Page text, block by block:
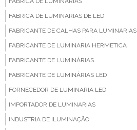
FABRICA DE LUMINARIAS DE LED
FABRICANTE DE CALHAS PARA LUMINARIAS
FABRICANTE DE LUMINARIA HERMETICA
FABRICANTE DE LUMINÁRIAS
FABRICANTE DE LUMINÁRIAS LED
FORNECEDOR DE LUMINARIA LED
IMPORTADOR DE LUMINARIAS
INDUSTRIA DE ILUMINAÇÃO